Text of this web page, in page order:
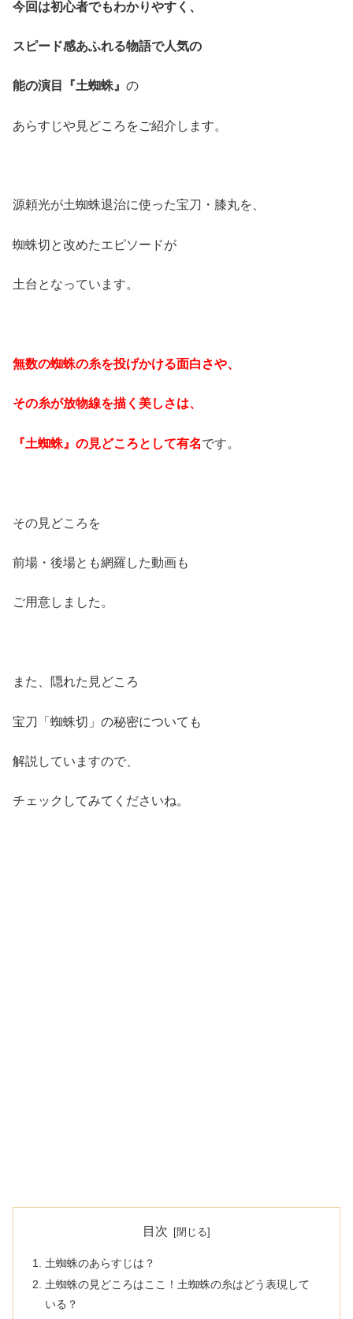
今回は初心者でもわかりやすく、
スピード感あふれる物語で人気の
能の演目『土蜘蛛』 の
あらすじや見どころをご紹介します。
源頼光が土蜘蛛退治に使った宝刀・膝丸を、
蜘蛛切と改めたエピソードが
土台となっています。
無数の蜘蛛の糸を投げかける面白さや、
その糸が放物線を描く美しさは、
『土蜘蛛』の見どころとして有名です。
その見どころを
前場・後場とも網羅した動画も
ご用意しました。
また、隠れた見どころ
宝刀「蜘蛛切」の秘密についても
解説していますので、
チェックしてみてくださいね。
目次
土蜘蛛のあらすじは？
土蜘蛛の見どころはここ！土蜘蛛の糸はどう表現して
いる？